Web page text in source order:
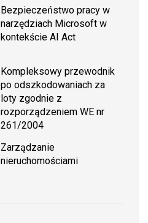
Bezpieczeństwo pracy w
narzędziach Microsoft w
kontekście AI Act
Kompleksowy przewodnik
po odszkodowaniach za
loty zgodnie z
rozporządzeniem WE nr
261/2004
Zarządzanie
nieruchomościami